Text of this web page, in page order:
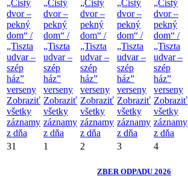
„Čistý
dvor –
pekný
dom“ /
„Tiszta
udvar –
szép
ház”
verseny
Zobraziť
všetky
záznamy
z dňa
„Čistý
dvor –
pekný
dom“ /
„Tiszta
udvar –
szép
ház”
verseny
Zobraziť
všetky
záznamy
z dňa
„Čistý
dvor –
pekný
dom“ /
„Tiszta
udvar –
szép
ház”
verseny
Zobraziť
všetky
záznamy
z dňa
„Čistý
dvor –
pekný
dom“ /
„Tiszta
udvar –
szép
ház”
verseny
Zobraziť
všetky
záznamy
z dňa
„Čistý
dvor –
pekný
dom“ /
„Tiszta
udvar –
szép
ház”
verseny
Zobraziť
všetky
záznamy
z dňa
31
1 2 3 4
ZBER ODPADU 2026